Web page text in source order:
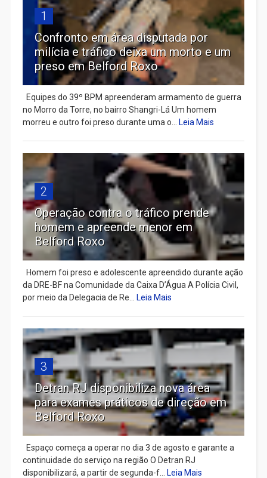
1
Confronto em área disputada por
milícia e tráfico deixa um morto e um
preso em Belford Roxo
Equipes do 39º BPM apreenderam armamento de guerra
no Morro da Torre, no bairro Shangri-Lá Um homem
morreu e outro foi preso durante uma o...
Leia Mais
2
Operação contra o tráfico prende
homem e apreende menor em
Belford Roxo
Homem foi preso e adolescente apreendido durante ação
da DRE-BF na Comunidade da Caixa D’Água A Polícia Civil,
por meio da Delegacia de Re...
Leia Mais
3
Detran RJ disponibiliza nova área
para exames práticos de direção em
Belford Roxo
Espaço começa a operar no dia 3 de agosto e garante a
continuidade do serviço na região O Detran RJ
disponibilizará, a partir de segunda-f...
Leia Mais